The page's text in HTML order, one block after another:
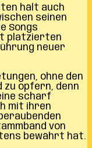
hält auch
seinen
Songs
platzierten
neuer
ohne den
zu opfern, denn
scharf
mit ihren
von
bewährt hat.